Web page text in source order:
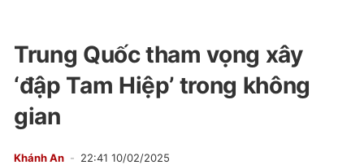
Trung Quốc tham vọng xây
‘đập Tam Hiệp’ trong không
gian
Khánh An 22:41 10/02/2025